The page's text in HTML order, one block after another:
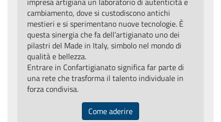
cambiamento, dove si custodiscono antichi
mestieri e si sperimentano nuove tecnologie. È
questa sinergia che fa dell’artigianato uno dei
pilastri del Made in Italy, simbolo nel mondo di
qualità e bellezza.
Entrare in Confartigianato significa far parte di
una rete che trasforma il talento individuale in
forza condivisa.
Come aderire